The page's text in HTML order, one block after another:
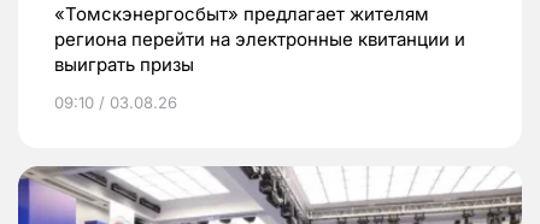
«Томскэнергосбыт» предлагает жителям
региона перейти на электронные квитанции и
выиграть призы
09:10 / 03.08.26